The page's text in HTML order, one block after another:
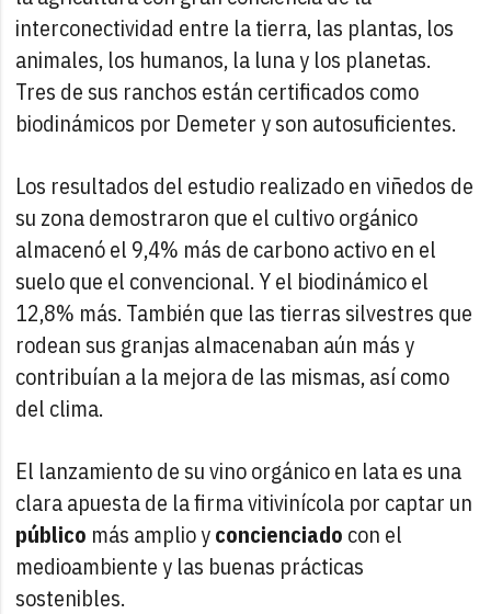
interconectividad entre la tierra, las plantas, los
animales, los humanos, la luna y los planetas.
Tres de sus ranchos están certificados como
biodinámicos por Demeter y son autosuficientes.
Los resultados del estudio realizado en viñedos de
su zona demostraron que el cultivo orgánico
almacenó el 9,4% más de carbono activo en el
suelo que el convencional. Y el biodinámico el
12,8% más. También que las tierras silvestres que
rodean sus granjas almacenaban aún más y
contribuían a la mejora de las mismas, así como
del clima.
El lanzamiento de su vino orgánico en lata es una
clara apuesta de la firma vitivinícola por captar un
público más amplio yconcienciado con el
medioambiente y las buenas prácticas
sostenibles.